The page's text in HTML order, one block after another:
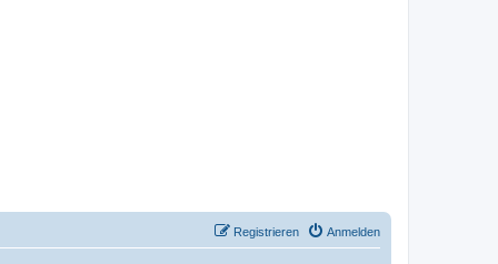
Anmelden
Registrieren